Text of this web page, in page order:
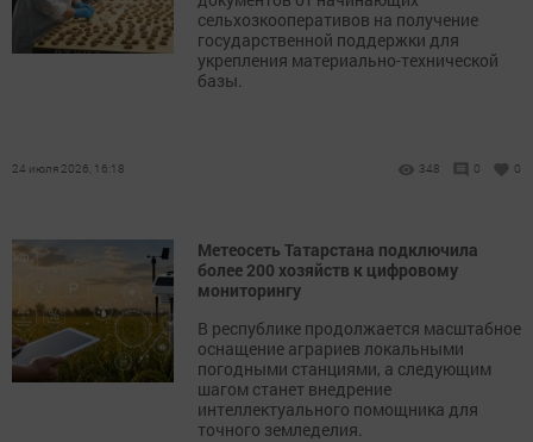
сельхозкооперативов на получение
государственной поддержки для
укрепления материально-технической
базы.
24 июля 2026, 16:18 348 0 0
Метеосеть Татарстана подключила
более 200 хозяйств к цифровому
мониторингу
В республике продолжается масштабное
оснащение аграриев локальными
погодными станциями, а следующим
шагом станет внедрение
интеллектуального помощника для
точного земледелия.